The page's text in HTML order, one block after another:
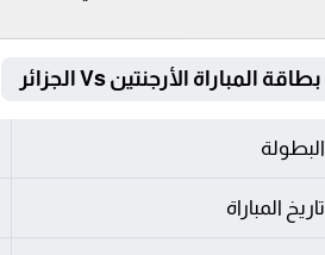
بطاقة المباراة الأرجنتين Vs الجزائر
البطولة
تاريخ المباراة